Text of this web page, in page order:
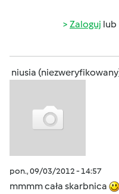
Zaloguj lub
niusia
pon., 09/03/2012 - 14:57
mmmm cała skarbnica